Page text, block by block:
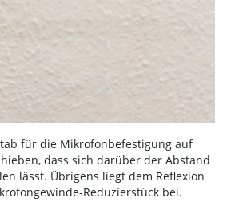
für die Mikrofonbefestigung auf
dass sich darüber der Abstand
lässt. Übrigens liegt dem Reflexion
Reduzierstück bei.